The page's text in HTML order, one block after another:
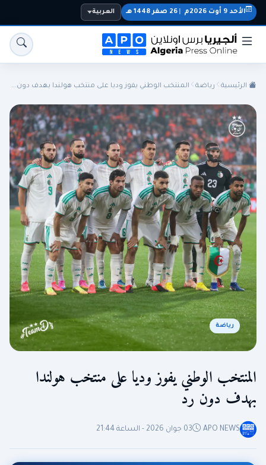
الجزائر الجالية المنتخب الوطني سياسة
اقتصاد رياضة
الأحد 9 أوت 2026م 26 صفر 1448 هـ العربية
الرئيسية رياضة المنتخب الوطني يفوز وديا على منتخب هولندا بهدف دون...
رياضة
المنتخب الوطني يفوز وديا على منتخب هولندا
بهدف دون رد
APO NEWS 03 جوان 2026 - الساعة 21:44